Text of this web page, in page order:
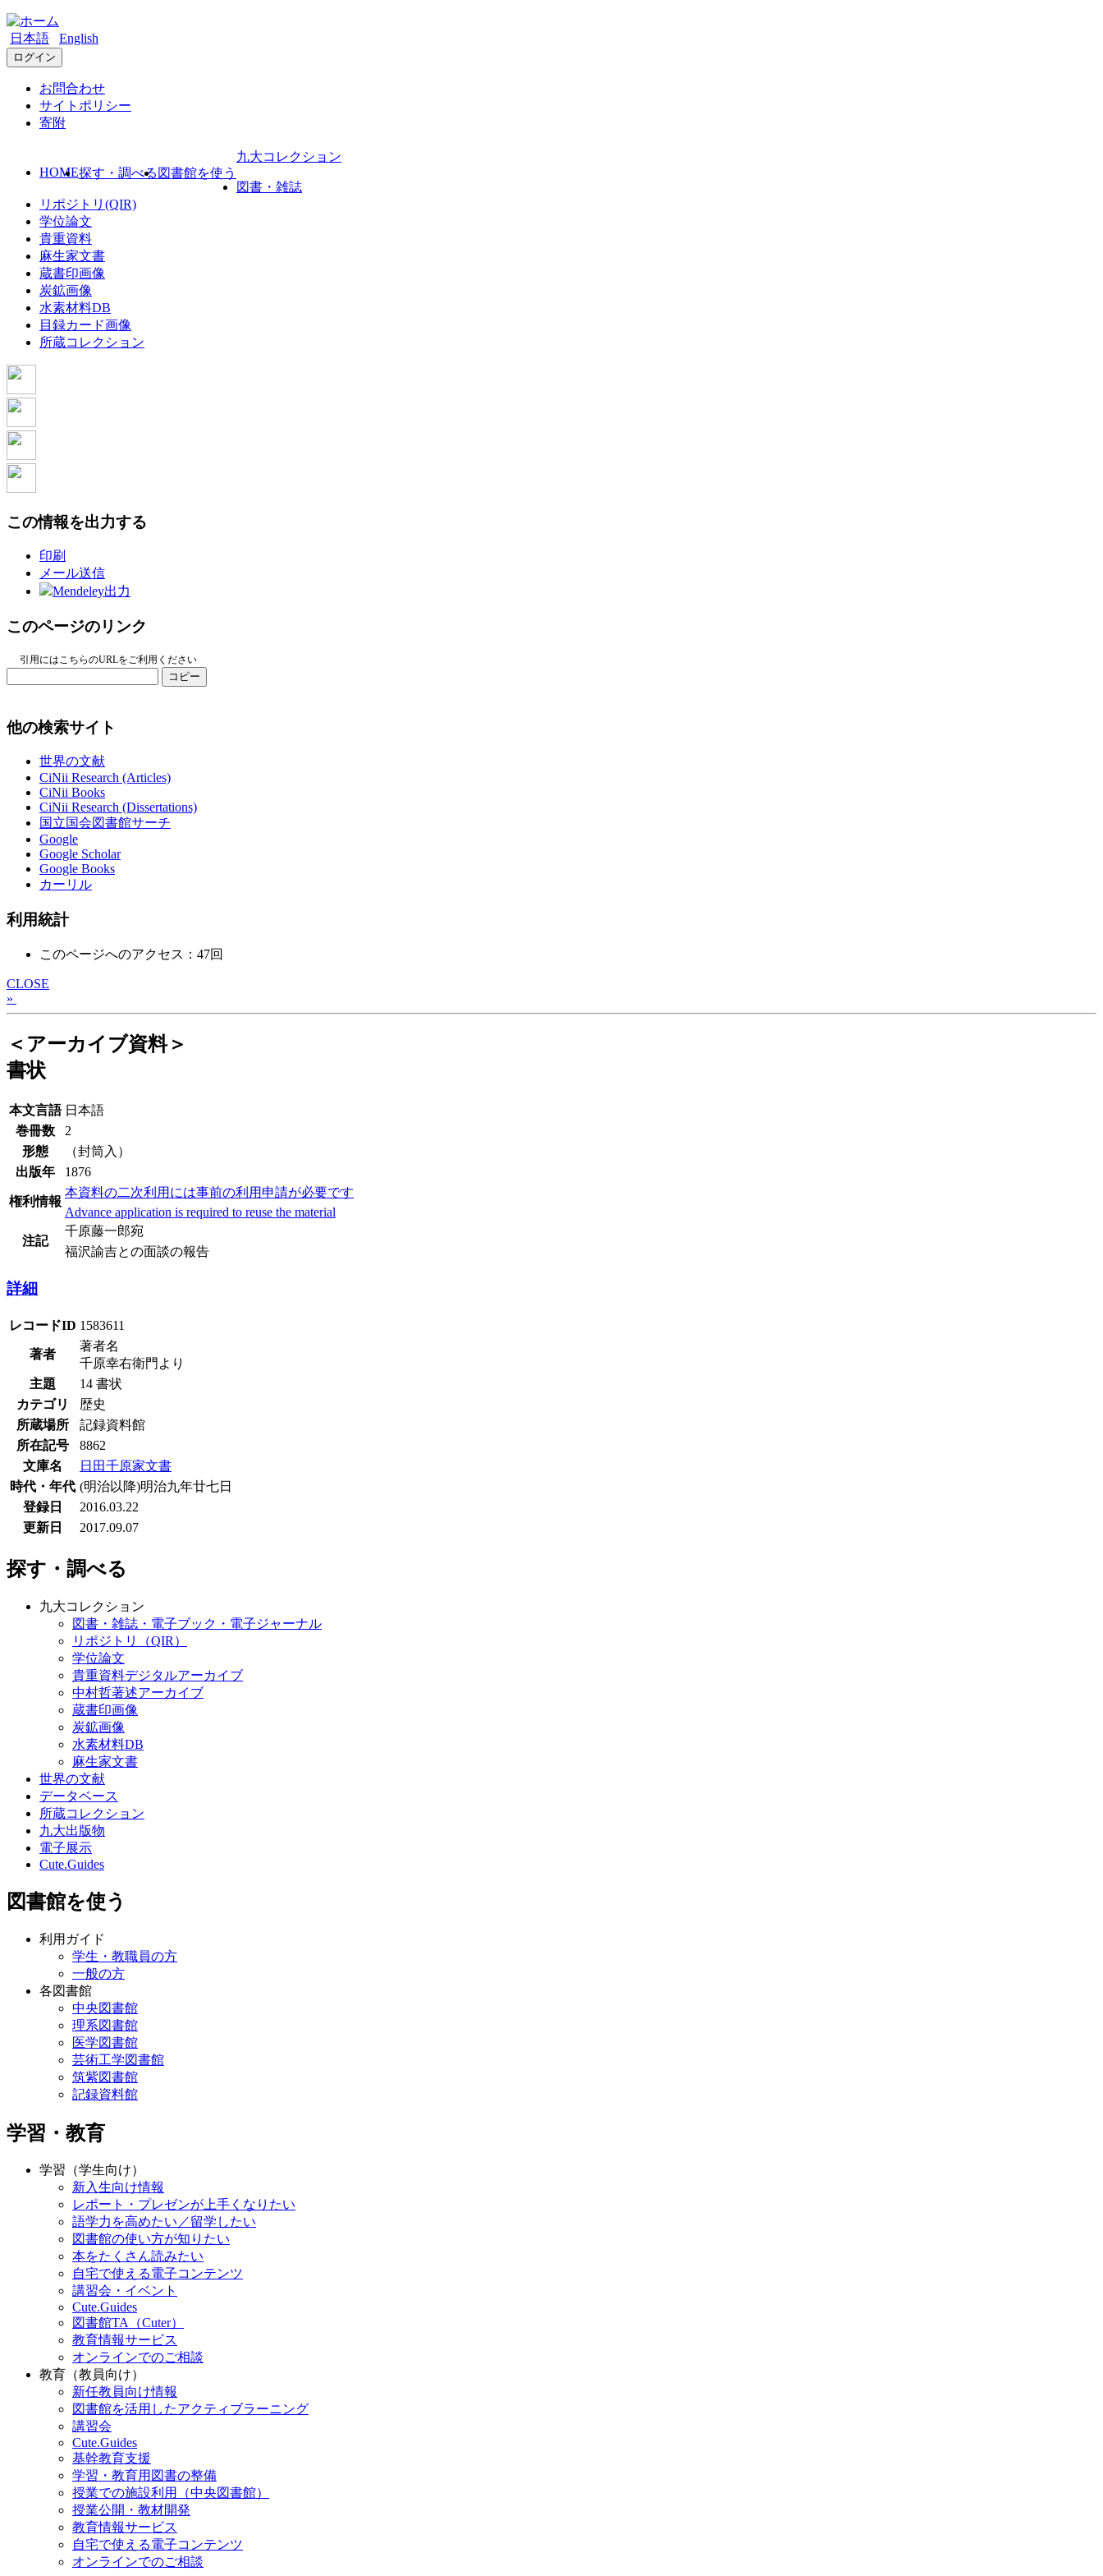
日本語 English
ログイン
お問合わせ
サイトポリシー
寄附
HOME探す・調べる 図書館を使う
九大コレクション
図書・雑誌
リポジトリ(QIR)
学位論文
貴重資料
麻生家文書
蔵書印画像
炭鉱画像
水素材料DB
目録カード画像
所蔵コレクション
この情報を出力する
印刷
メール送信
Mendeley出力
このページのリンク
引用にはこちらのURLをご利用ください
コピー
他の検索サイト
世界の文献
CiNii Research (Articles)
CiNii Books
CiNii Research (Dissertations)
国立国会図書館サーチ
Google
Google Scholar
Google Books
カーリル
利用統計
このページへのアクセス：47回
CLOSE
»
＜アーカイブ資料＞
書状
本文言語 日本語
巻冊数
2
形態
（封筒入）
出版年
1876
権利情報
本資料の二次利用には事前の利用申請が必要です
Advance application is required to reuse the material
注記
千原藤一郎宛
福沢諭吉との面談の報告
詳細
レコードID 1583611
著者
著者名
千原幸右衛門より
主題
14 書状
カテゴリ
歴史
所蔵場所
記録資料館
所在記号
8862
文庫名
日田千原家文書
時代・年代 (明治以降)明治九年廿七日
登録日
2016.03.22
更新日
2017.09.07
探す・調べる
九大コレクション
図書・雑誌・電子ブック・電子ジャーナル
リポジトリ（QIR）
学位論文
貴重資料デジタルアーカイブ
中村哲著述アーカイブ
蔵書印画像
炭鉱画像
水素材料DB
麻生家文書
世界の文献
データベース
所蔵コレクション
九大出版物
電子展示
Cute.Guides
図書館を使う
利用ガイド
学生・教職員の方
一般の方
各図書館
中央図書館
理系図書館
医学図書館
芸術工学図書館
筑紫図書館
記録資料館
学習・教育
学習（学生向け）
新入生向け情報
レポート・プレゼンが上手くなりたい
語学力を高めたい／留学したい
図書館の使い方が知りたい
本をたくさん読みたい
自宅で使える電子コンテンツ
講習会・イベント
Cute.Guides
図書館TA（Cuter）
教育情報サービス
オンラインでのご相談
教育（教員向け）
新任教員向け情報
図書館を活用したアクティブラーニング
講習会
Cute.Guides
基幹教育支援
学習・教育用図書の整備
授業での施設利用（中央図書館）
授業公開・教材開発
教育情報サービス
自宅で使える電子コンテンツ
オンラインでのご相談